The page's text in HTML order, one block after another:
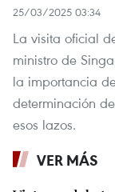
25/03/2025 03:34
La visita oficial
ministro de
la importancia
determinación
esos lazos.
VER MÁS